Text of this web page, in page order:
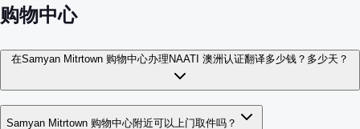
购物中心
在Samyan Mitrtown 购物中心办理NAATI 澳洲认证翻译多少钱？多少天？
Samyan Mitrtown 购物中心附近可以上门取件吗？